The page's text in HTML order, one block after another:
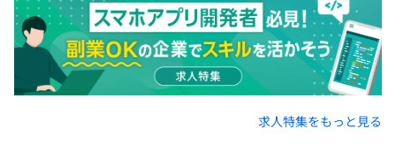
求人特集をもっと見る